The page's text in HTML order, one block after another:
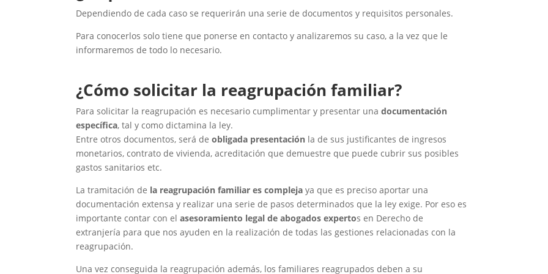
Dependiendo de cada caso se requerirán una serie de documentos y requisitos personales.
Para conocerlos solo tiene que ponerse en contacto y analizaremos su caso, a la vez que le
informaremos de todo lo necesario.
¿Cómo solicitar la reagrupación familiar?
Para solicitar la reagrupación es necesario cumplimentar y presentar una documentación
específica, tal y como dictamina la ley.
Entre otros documentos, será de obligada presentación la de sus justificantes de ingresos
monetarios, contrato de vivienda, acreditación que demuestre que puede cubrir sus posibles
gastos sanitarios etc.
La tramitación de la reagrupación familiar es complejaya que es preciso aportar una
documentación extensa y realizar una serie de pasos determinados que la ley exige. Por eso es
importante contar con el asesoramiento legal de abogados expertos en Derecho de
extranjería para que nos ayuden en la realización de todas las gestiones relacionadas con la
reagrupación.
Una vez conseguida la reagrupación además, los familiares reagrupados deben a su